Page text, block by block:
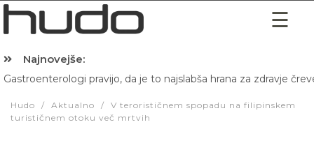
Najnovejše:
Gastroenterologi pravijo, da je to najslabša hrana za zdravje
Hudo / Aktualno /
V terorističnem spopadu na filipinskem
turističnem otoku več mrtvih